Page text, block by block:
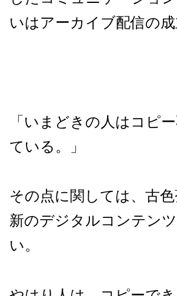
いはアーカイブ配信の
「いまどきの人はコピ
ている。」
その点に関しては、古
新のデジタルコンテン
い。